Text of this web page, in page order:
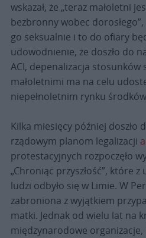
wskazał, że „teraz małoletni
bezbronny wobec
go seksualnie i to do ofiary
udowodnienie, że doszło do
ACI, depenalizacja stosunków
małoletnimi ma na celu
niepełnoletnim rynku
Kilka miesięcy później
rządowym planom legalizacji
protestacyjnych rozpoczęło
„Chroniąc przyszłość”, które z
ludzi odbyło się w Limie. W
zabroniona z wyjątkiem
matki. Jednak od wielu lat na
międzynarodowe organizacje,